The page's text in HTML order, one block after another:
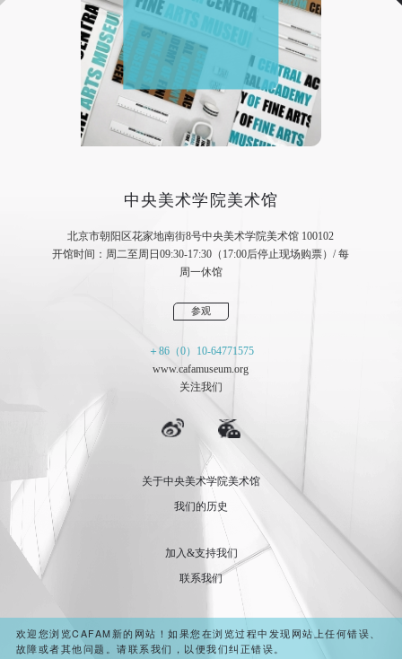
中央美术学院美术馆
北京市朝阳区花家地南街8号中央美术学院美术馆 100102
开馆时间：周二至周日09:30-17:30（17:00后停止现场购票）/ 每
周一休馆
参观
＋86（0）10-64771575
www.cafamuseum.org
关注我们
关于中央美术学院美术馆
我们的历史
加入&支持我们
联系我们
欢迎您浏览CAFAM新的网站！如果您在浏览过程中发现网站上任何错误、
故障或者其他问题。请联系我们，以便我们纠正错误。